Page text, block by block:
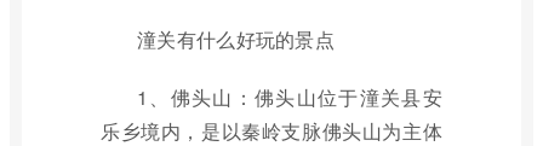
潼关有什么好玩的景点
1、佛头山：佛头山位于潼关县安
乐乡境内，是以秦岭支脉佛头山为主体